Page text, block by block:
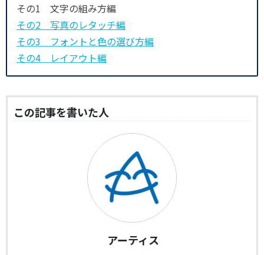
その1 文字の組み方編
その2 写真のレタッチ編
その3 フォントと色の選び方編
その4 レイアウト編
この記事を書いた人
アーティス